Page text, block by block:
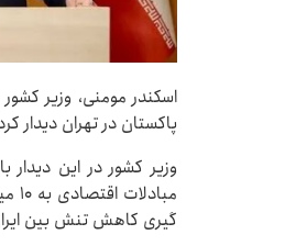
پاکستان در تهران دیدار
وزیر کشور در این دیدار
گیری کاهش تنش بین